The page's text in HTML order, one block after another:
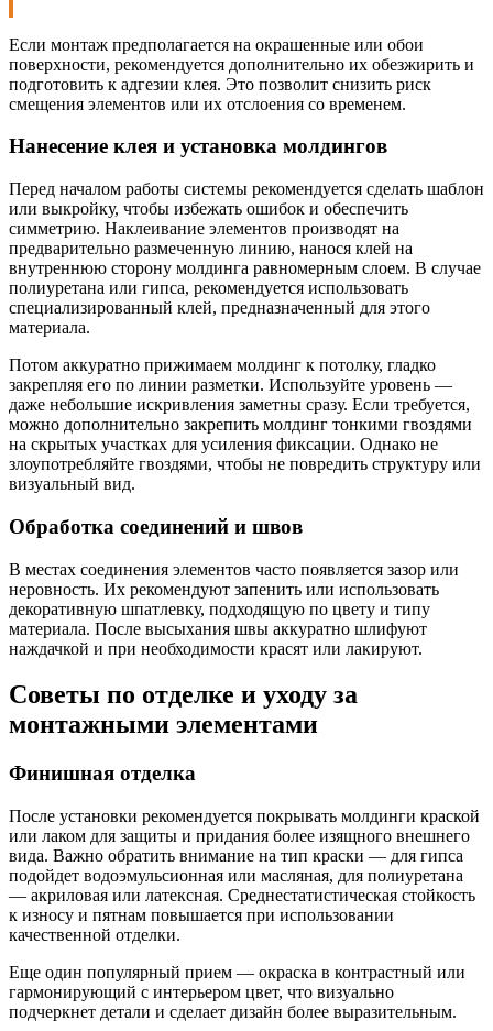
Если монтаж предполагается на окрашенные или обои
поверхности, рекомендуется дополнительно их обезжирить и
подготовить к адгезии клея. Это позволит снизить риск
смещения элементов или их отслоения со временем.
Нанесение клея и установка молдингов
Перед началом работы системы рекомендуется сделать шаблон
или выкройку, чтобы избежать ошибок и обеспечить
симметрию. Наклеивание элементов производят на
предварительно размеченную линию, нанося клей на
внутреннюю сторону молдинга равномерным слоем. В случае
полиуретана или гипса, рекомендуется использовать
специализированный клей, предназначенный для этого
материала.
Потом аккуратно прижимаем молдинг к потолку, гладко
закрепляя его по линии разметки. Используйте уровень —
даже небольшие искривления заметны сразу. Если требуется,
можно дополнительно закрепить молдинг тонкими гвоздями
на скрытых участках для усиления фиксации. Однако не
злоупотребляйте гвоздями, чтобы не повредить структуру или
визуальный вид.
Обработка соединений и швов
В местах соединения элементов часто появляется зазор или
неровность. Их рекомендуют запенить или использовать
декоративную шпатлевку, подходящую по цвету и типу
материала. После высыхания швы аккуратно шлифуют
наждачкой и при необходимости красят или лакируют.
Советы по отделке и уходу за
монтажными элементами
Финишная отделка
После установки рекомендуется покрывать молдинги краской
или лаком для защиты и придания более изящного внешнего
вида. Важно обратить внимание на тип краски — для гипса
подойдет водоэмульсионная или масляная, для полиуретана
— акриловая или латексная. Среднестатистическая стойкость
к износу и пятнам повышается при использовании
качественной отделки.
Еще один популярный прием — окраска в контрастный или
гармонирующий с интерьером цвет, что визуально
подчеркнет детали и сделает дизайн более выразительным.